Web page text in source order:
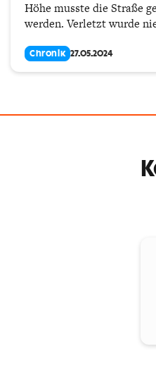
Höhe musste die Straße
werden. Verletzt wurde
Chronik 27.05.2024